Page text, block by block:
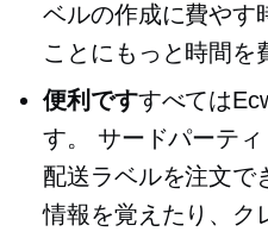
ベルの作成に費やす
ことにもっと時間を
便利ですすべては
す。 サードパーティ
配送ラベルを注文で
情報を覚えたり、ク